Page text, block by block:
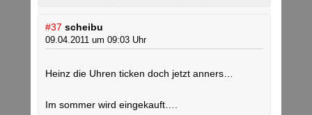
#37 scheibu
09.04.2011 um 09:03 Uhr
Heinz die Uhren ticken doch jetzt anners…
Im sommer wird eingekauft….